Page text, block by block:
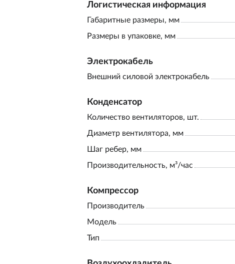
Логистическая информация
Габаритные размеры, мм
Размеры в упаковке, мм
Электрокабель
Внешний силовой электрокабель
Конденсатор
Количество вентиляторов, шт.
Диаметр вентилятора, мм
Шаг ребер, мм
Производительность, м³/час
Компрессор
Производитель
Модель
Тип